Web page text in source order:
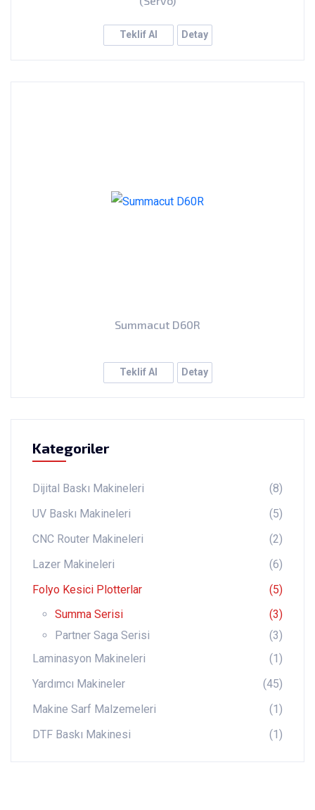
Teklif Al Detay
Summacut D60R
Teklif Al Detay
Kategoriler
Dijital Baskı Makineleri
(8)
UV Baskı Makineleri
(5)
CNC Router Makineleri
(2)
Lazer Makineleri
(6)
Folyo Kesici Plotterlar
(5)
Summa Serisi
(3)
Partner Saga Serisi
(3)
Laminasyon Makineleri
(1)
Yardımcı Makineler
(45)
Makine Sarf Malzemeleri
(1)
DTF Baskı Makinesi
(1)